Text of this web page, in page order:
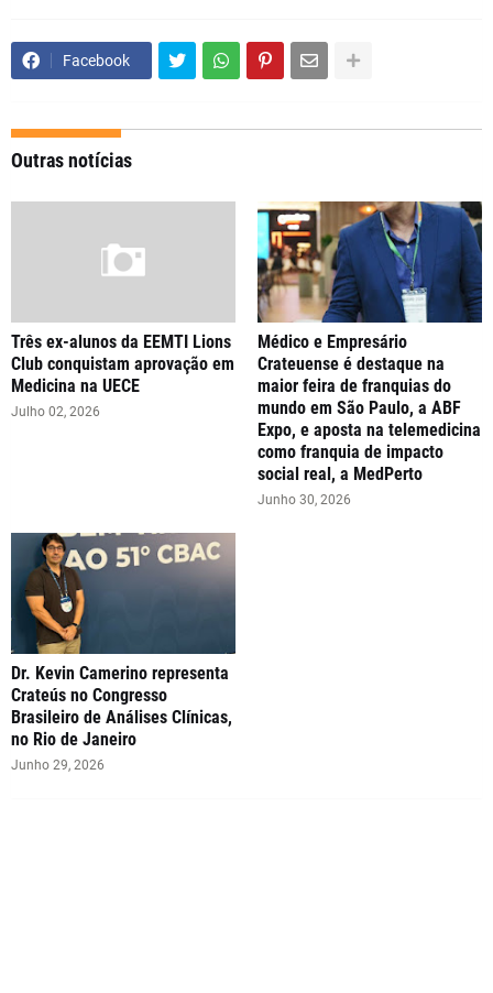
Facebook
Outras notícias
Três ex-alunos da EEMTI Lions
Club conquistam aprovação em
Medicina na UECE
Julho 02, 2026
Médico e Empresário
Crateuense é destaque na
maior feira de franquias do
mundo em São Paulo, a ABF
Expo, e aposta na telemedicina
como franquia de impacto
social real, a MedPerto
Junho 30, 2026
Dr. Kevin Camerino representa
Crateús no Congresso
Brasileiro de Análises Clínicas,
no Rio de Janeiro
Junho 29, 2026